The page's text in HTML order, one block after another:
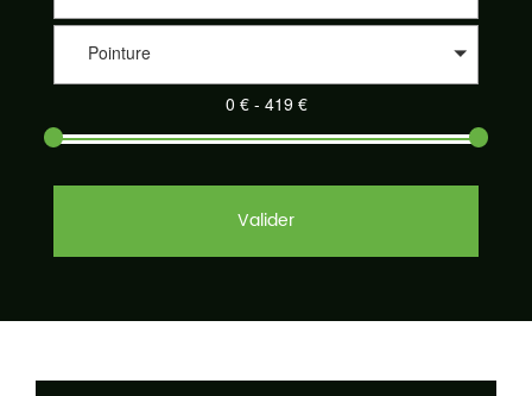
Pointure
Valider